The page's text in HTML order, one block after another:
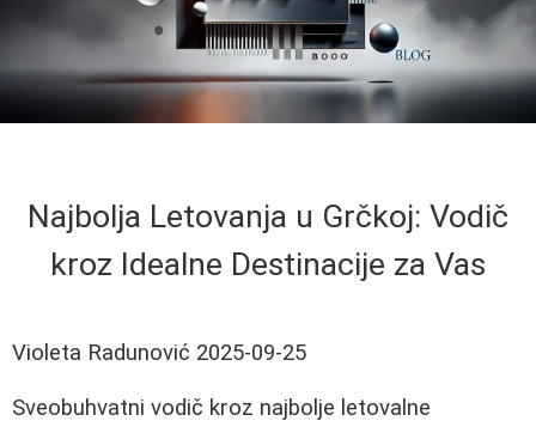
Najbolja Letovanja u Grčkoj: Vodič
kroz Idealne Destinacije za Vas
Violeta Radunović 2025-09-25
Sveobuhvatni vodič kroz najbolje letovalne